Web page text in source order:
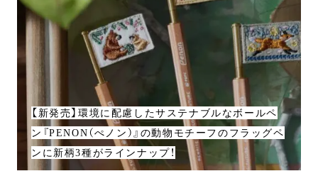
【新発売】環境に配慮したサステナブルなボールペ
ン『PENON（ぺノン）』の動物モチーフのフラッグペ
ンに新柄3種がラインナップ！